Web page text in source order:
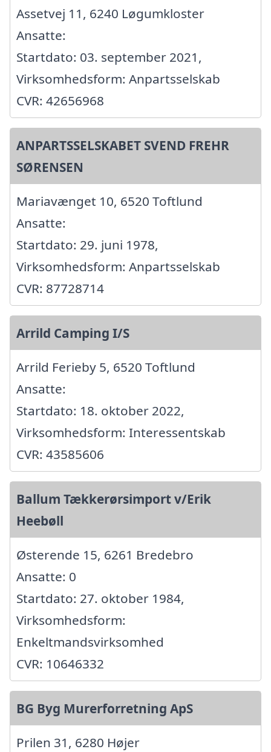
Assetvej 11, 6240 Løgumkloster
Ansatte:
Startdato: 03. september 2021,
Virksomhedsform: Anpartsselskab
CVR: 42656968
ANPARTSSELSKABET SVEND FREHR
SØRENSEN
Mariavænget 10, 6520 Toftlund
Ansatte:
Startdato: 29. juni 1978,
Virksomhedsform: Anpartsselskab
CVR: 87728714
Arrild Camping I/S
Arrild Ferieby 5, 6520 Toftlund
Ansatte:
Startdato: 18. oktober 2022,
Virksomhedsform: Interessentskab
CVR: 43585606
Ballum Tækkerørsimport v/Erik
Heebøll
Østerende 15, 6261 Bredebro
Ansatte: 0
Startdato: 27. oktober 1984,
Virksomhedsform:
Enkeltmandsvirksomhed
CVR: 10646332
BG Byg Murerforretning ApS
Prilen 31, 6280 Højer